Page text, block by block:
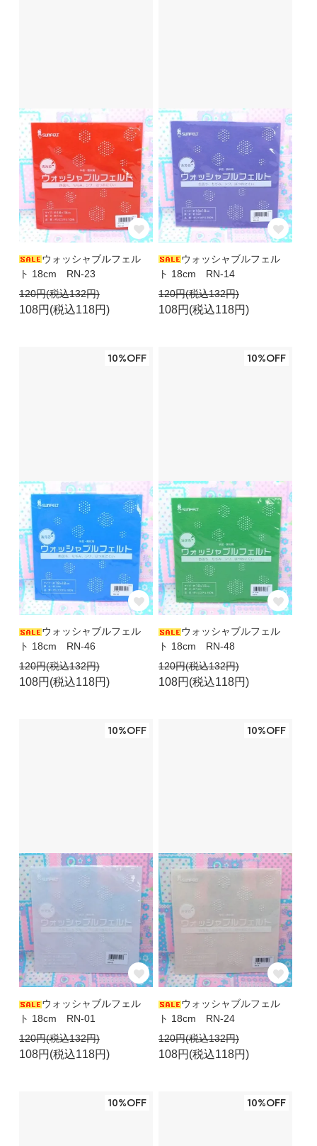
ウォッシャブルフェル
ト 18cm RN-23
120円(税込132円)
108円(税込118円)
ウォッシャブルフェル
ト 18cm RN-14
120円(税込132円)
108円(税込118円)
10%OFF
ウォッシャブルフェル
ト 18cm RN-46
120円(税込132円)
108円(税込118円)
10%OFF
ウォッシャブルフェル
ト 18cm RN-48
120円(税込132円)
108円(税込118円)
10%OFF
ウォッシャブルフェル
ト 18cm RN-01
120円(税込132円)
108円(税込118円)
10%OFF
ウォッシャブルフェル
ト 18cm RN-24
120円(税込132円)
108円(税込118円)
10%OFF 10%OFF